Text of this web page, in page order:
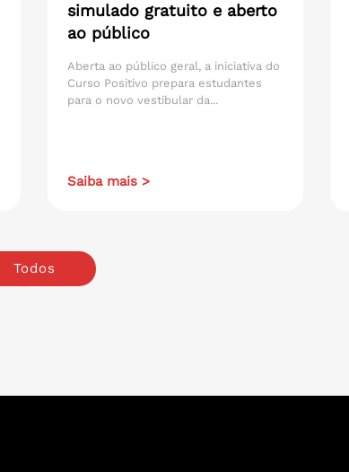
simulado gratuito e aberto
ao público
Aberta ao público geral, a iniciativa do
Curso Positivo prepara estudantes
para o novo vestibular da...
Saiba mais >
Todos